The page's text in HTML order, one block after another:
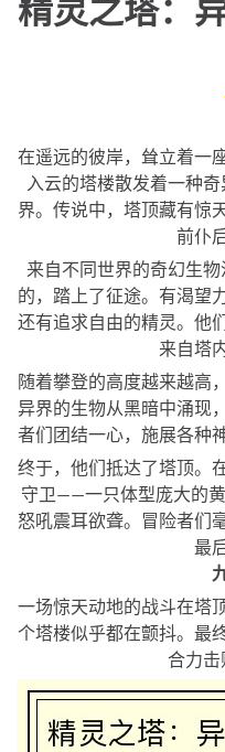
精灵之塔：
在遥远的彼岸，耸立着一
入云的塔楼散发着一种
界。传说中，塔顶藏有惊
前仆
来自不同世界的奇幻生
的，踏上了征途。有渴望
还有追求自由的精灵。他
来自塔
随着攀登的高度越来越高
异界的生物从黑暗中涌现
者们团结一心，施展各种
终于，他们抵达了塔顶。
守卫——一只体型庞大的
怒吼震耳欲聋。冒险者们
最
一场惊天动地的战斗在塔
个塔楼似乎都在颤抖。最
合力击